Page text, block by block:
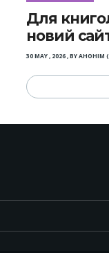
Для
новий
30 MAY , 2026,BYАНОНІМ